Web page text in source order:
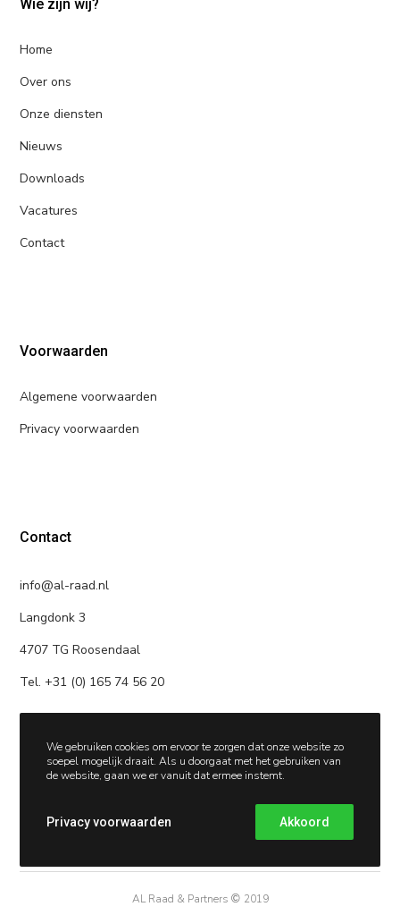
Wie zijn wij?
Home
Over ons
Onze diensten
Nieuws
Downloads
Vacatures
Contact
Voorwaarden
Algemene voorwaarden
Privacy voorwaarden
Contact
info@al-raad.nl
Langdonk 3
4707 TG Roosendaal
Tel. +31 (0) 165 74 56 20
AL Raad & Partners © 2019
We gebruiken cookies om ervoor te zorgen dat onze website zo
soepel mogelijk draait. Als u doorgaat met het gebruiken van
de website, gaan we er vanuit dat ermee instemt.
Privacy voorwaarden Akkoord